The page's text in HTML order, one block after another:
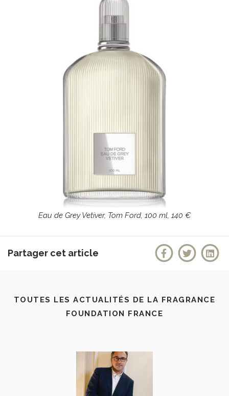
Eau de Grey Vetiver, Tom Ford, 100 ml, 140 €
Partager cet article
TOUTES LES ACTUALITÉS DE LA FRAGRANCE
FOUNDATION FRANCE